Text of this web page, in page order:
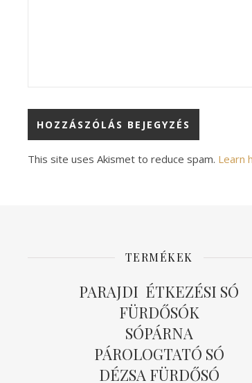
Alternative:
This site uses Akismet to reduce spam. Learn
TERMÉKEK
PARAJDI ÉTKEZÉSI SÓ
FÜRDŐSÓK
SÓPÁRNA
PÁROLOGTATÓ SÓ
DÉZSA FÜRDŐSÓ